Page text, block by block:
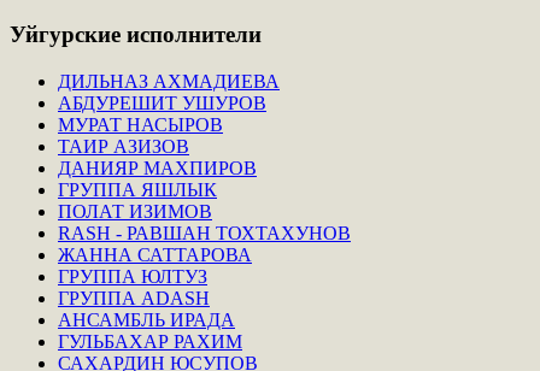
Уйгурские исполнители
ДИЛЬНАЗ АХМАДИЕВА
АБДУРЕШИТ УШУРОВ
МУРАТ НАСЫРОВ
ТАИР АЗИЗОВ
ДАНИЯР МАХПИРОВ
ГРУППА ЯШЛЫК
ПОЛАТ ИЗИМОВ
RASH - РАВШАН ТОХТАХУНОВ
ЖАННА САТТАРОВА
ГРУППА ЮЛТУЗ
ГРУППА ADASH
АНСАМБЛЬ ИРАДА
ГУЛЬБАХАР РАХИМ
САХАРДИН ЮСУПОВ